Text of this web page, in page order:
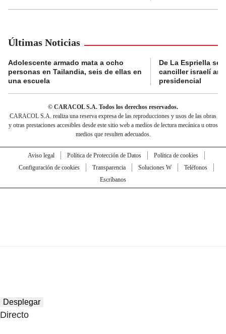
Últimas Noticias
Adolescente armado mata a ocho
personas en Tailandia, seis de ellas en
una escuela
De La Espriella se
canciller israelí
presidencial
© CARACOL S.A. Todos los derechos reservados.
CARACOL S.A. realiza una reserva expresa de las reproducciones y usos de las obras
y otras prestaciones accesibles desde este sitio web a medios de lectura mecánica u otros
medios que resulten adecuados.
Aviso legal Política de Protección de Datos
Política de cookies
Configuración de cookies
Transparencia Soluciones W
Teléfonos
Escríbanos
Desplegar
Directo